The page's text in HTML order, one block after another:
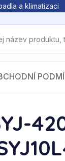
a klimatizaci